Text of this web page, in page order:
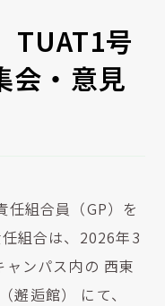
TUAT1号
会・意見
任組合員（GP）を
組合は、2026年3
ンパス内の 西東
邂逅館） にて、